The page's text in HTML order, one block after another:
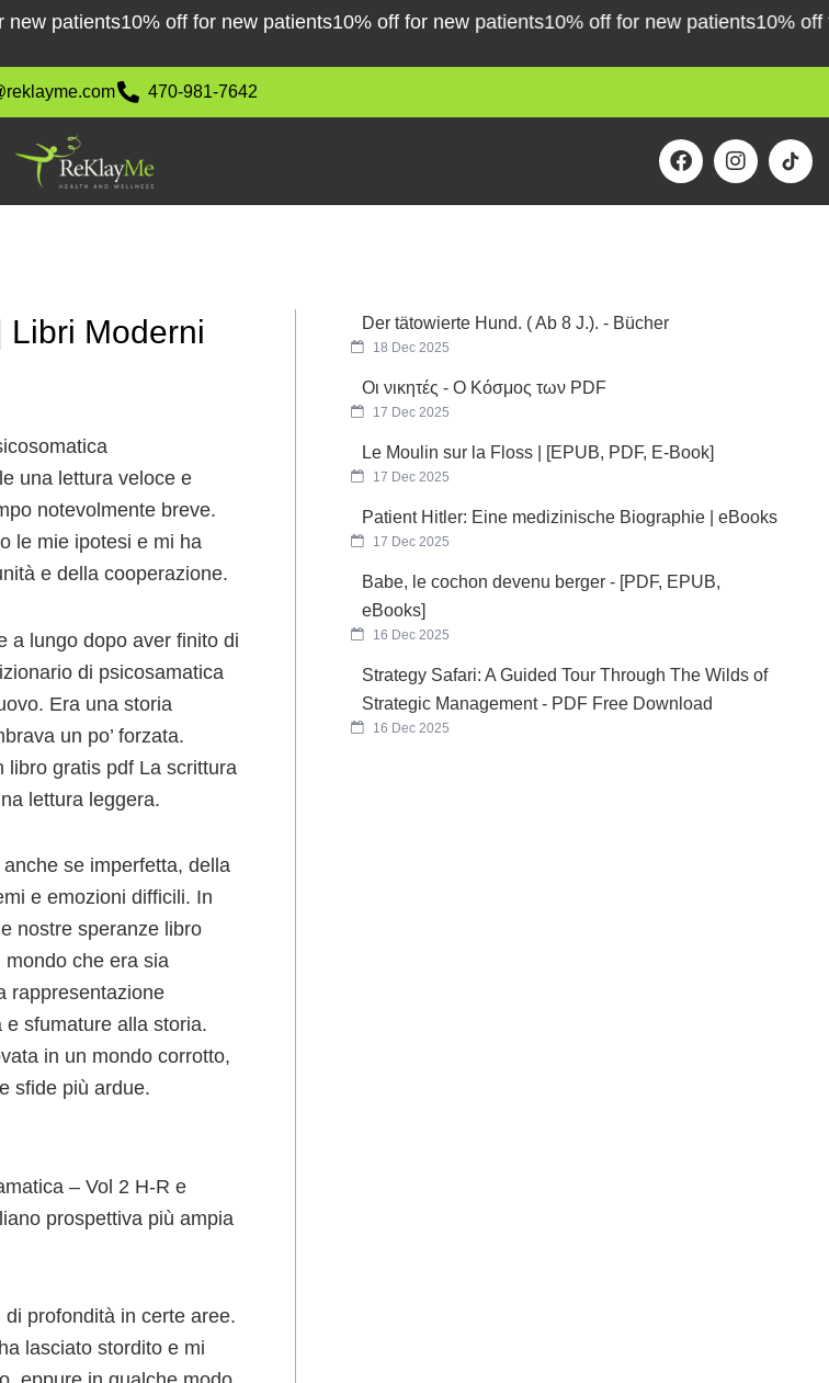
patients10% off for new patients10% off for new patients10% off for new patients10% off for
470-981-7642
F
a
I
n
Libri Moderni
una lettura veloce e
notevolmente breve.
le mie ipotesi e mi ha
e della cooperazione.
a lungo dopo aver finito di
di psicosamatica
Era una storia
un po’ forzata.
libro gratis pdf La scrittura
lettura leggera.
se imperfetta, della
e emozioni difficili. In
nostre speranze libro
che era sia
rappresentazione
sfumature alla storia.
in un mondo corrotto,
sfide più ardue.
– Vol 2 H-R e
prospettiva più ampia
profondità in certe aree.
lasciato stordito e mi
Der tätowierte Hund. ( Ab 8 J.). - Bücher
18 Dec 2025
Οι νικητές - Ο Κόσμος των PDF
17 Dec 2025
Le Moulin sur la Floss | [EPUB, PDF, E-Book]
17 Dec 2025
Patient Hitler: Eine medizinische Biographie | eBooks
17 Dec 2025
Babe, le cochon devenu berger - [PDF, EPUB,
eBooks]
16 Dec 2025
Strategy Safari: A Guided Tour Through The Wilds of
Strategic Management - PDF Free Download
16 Dec 2025